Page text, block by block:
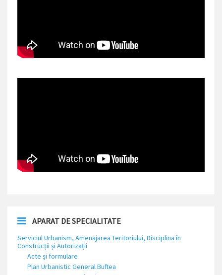
APARAT DE SPECIALITATE
Serviciul Urbanism, Amenajarea Teritoriului, Disciplina în
Construcții și Autorizații
Acte și formulare
Plan Urbanistic General Buftea